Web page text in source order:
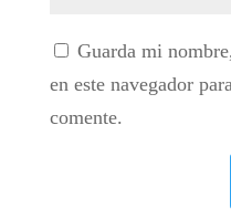
Guarda mi
en este navegador
comente.